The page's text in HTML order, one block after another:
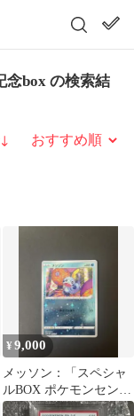
念box の検索結
び替え
¥9,000
メッソン：「スペシャ
ルBOX ポケモンセンタ
ーカナザワオープン記